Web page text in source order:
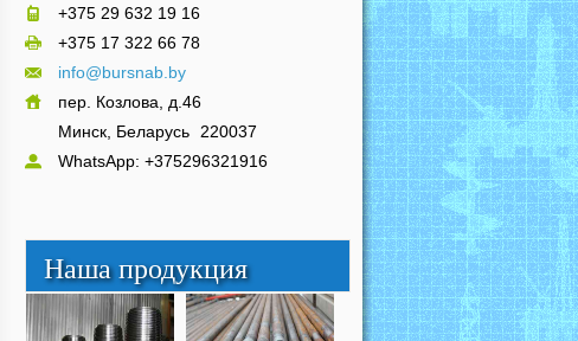
+375 29 632 19 16
+375 17 322 66 78
info@bursnab.by
пер. Козлова, д.46
Минск, Беларусь 220037
WhatsApp: +375296321916
Наша продукция